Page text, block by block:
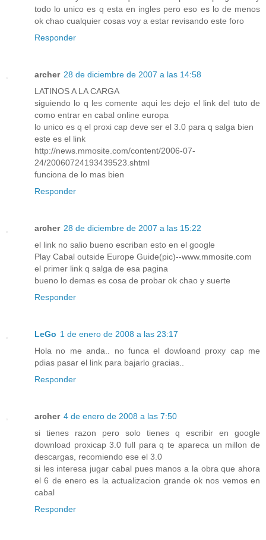
todo lo unico es q esta en ingles pero eso es lo de menos
ok chao cualquier cosas voy a estar revisando este foro
Responder
archer 28 de diciembre de 2007 a las 14:58
LATINOS A LA CARGA
siguiendo lo q les comente aqui les dejo el link del tuto de
como entrar en cabal online europa
lo unico es q el proxi cap deve ser el 3.0 para q salga bien
este es el link
http://news.mmosite.com/content/2006-07-
24/20060724193439523.shtml
funciona de lo mas bien
Responder
archer 28 de diciembre de 2007 a las 15:22
el link no salio bueno escriban esto en el google
Play Cabal outside Europe Guide(pic)--www.mmosite.com
el primer link q salga de esa pagina
bueno lo demas es cosa de probar ok chao y suerte
Responder
LeGo 1 de enero de 2008 a las 23:17
Hola no me anda.. no funca el dowloand proxy cap me
pdias pasar el link para bajarlo gracias..
Responder
archer 4 de enero de 2008 a las 7:50
si tienes razon pero solo tienes q escribir en google
download proxicap 3.0 full para q te apareca un millon de
descargas, recomiendo ese el 3.0
si les interesa jugar cabal pues manos a la obra que ahora
el 6 de enero es la actualizacion grande ok nos vemos en
cabal
Responder